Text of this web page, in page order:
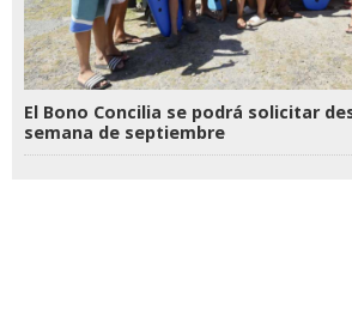
El Bono Concilia se podrá solicitar
semana de septiembre